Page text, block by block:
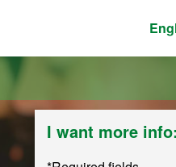
I want more info: